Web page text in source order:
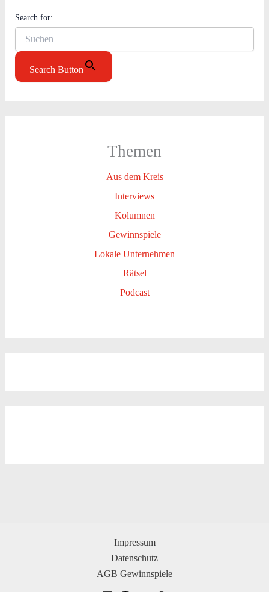
Search for:
Search Button
Themen
Aus dem Kreis
Interviews
Kolumnen
Gewinnspiele
Lokale Unternehmen
Rätsel
Podcast
Impressum
Datenschutz
AGB Gewinnspiele